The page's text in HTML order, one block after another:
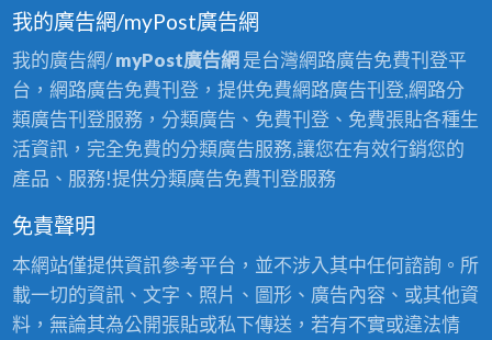
我的廣告網/myPost廣告網
我的廣告網/myPost廣告網 是台灣網路廣告免費刊登平
台，網路廣告免費刊登，提供免費網路廣告刊登,網路分
類廣告刊登服務，分類廣告、免費刊登、免費張貼各種生
活資訊，完全免費的分類廣告服務,讓您在有效行銷您的
產品、服務!提供分類廣告免費刊登服務
免責聲明
本網站僅提供資訊參考平台，並不涉入其中任何諮詢。所
載一切的資訊、文字、照片、圖形、廣告內容、或其他資
料，無論其為公開張貼或私下傳送，若有不實或違法情